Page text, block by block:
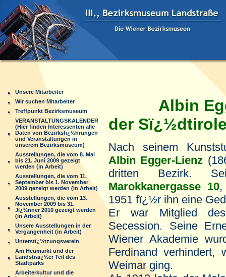
Unsere Mitarbeiter
Wir suchen Mitarbeiter
Treffpunkt Bezirksmuseum
VERANSTALTUNGSKALENDER
(Hier finden Interessenten alle
Daten von Bezirksfï¿½hrungen
und Veranstaltungen in
unserem Bezirksmuseum)
Ausstellungen, die vom 8. Mai
bis 21. Juni 2009 gezeigt
werden (in Arbeit)
Ausstellungen, die vom 11.
September bis 1. November
2009 gezeigt werden (in Arbeit)
Ausstellungen, die vom 13.
November 2009 bis 31.
Jï¿½nner 2010 gezeigt werden
(in Arbeit)
Unsere Ausstellungen in der
Vergangenheit (in Arbeit)
Unterstï¿½tzungsverein
Am Heumarkt und der
Landstraï¿½er Teil des
Stadtparks
Arbeiterkultur und die
Albin
der
Nach seinem
Albin Egger-Lienz
dritten Bezirk.
Marokkanergasse 10,
1951 fï¿½r ihn eine
Er war Mitglied
Secession. Seine
Wiener Akademie
Ferdinand verhindert,
Weimar ging.